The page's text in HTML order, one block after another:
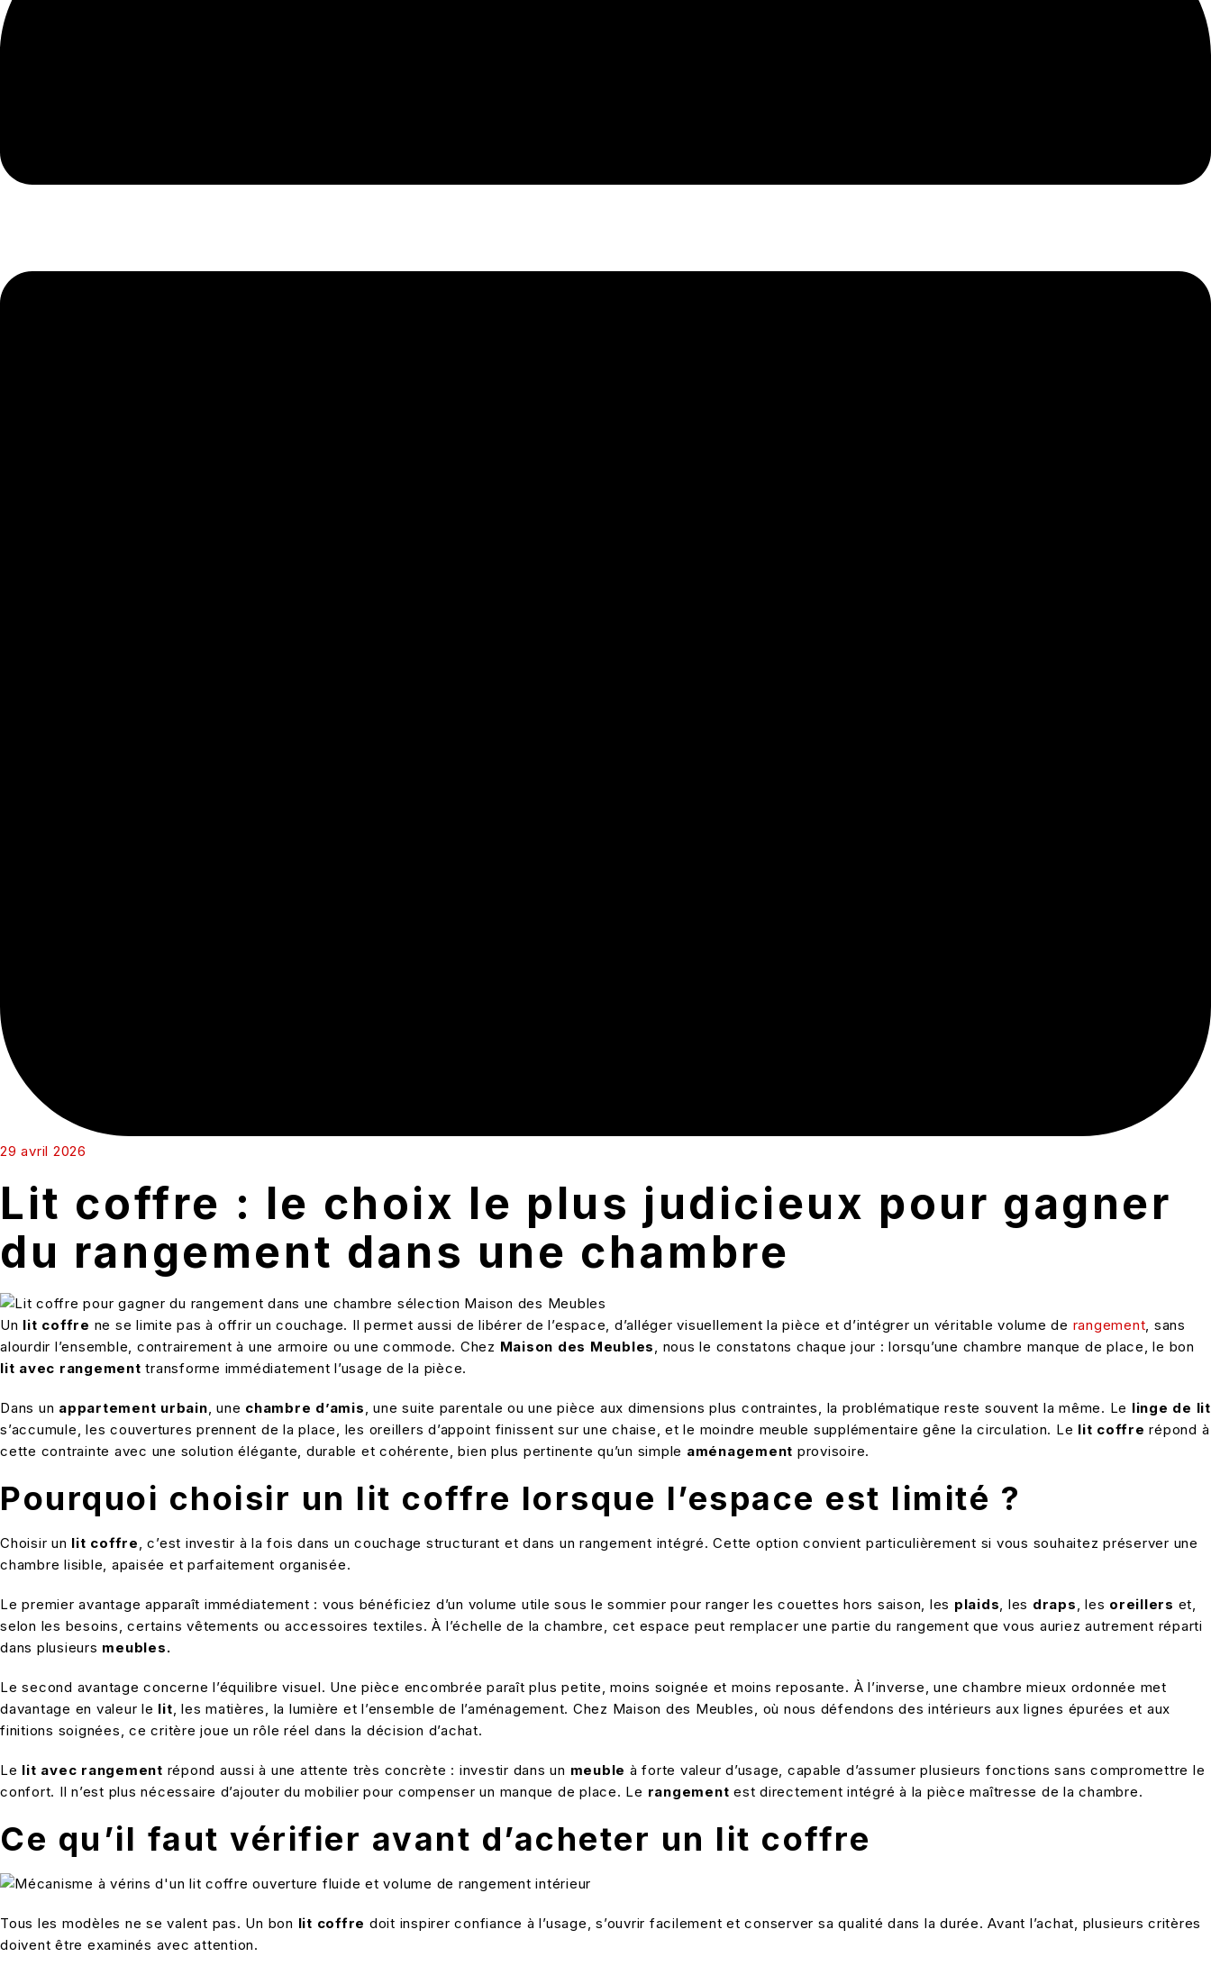
29 avril 2026
Lit coffre : le choix le plus judicieux pour gagner
du rangement dans une chambre
Un lit coffre ne se limite pas à offrir un couchage. Il permet aussi de libérer de l’espace, d’alléger visuellement la pièce et d’intégrer un véritable volume de rangement, sans
alourdir l’ensemble, contrairement à une armoire ou une commode. Chez Maison des Meubles, nous le constatons chaque jour : lorsqu’une chambre manque de place, le bon
lit avec rangement transforme immédiatement l’usage de la pièce.
Dans un appartement urbain, une chambre d’amis, une suite parentale ou une pièce aux dimensions plus contraintes, la problématique reste souvent la même. Le linge de lit
s’accumule, les couvertures prennent de la place, les oreillers d’appoint finissent sur une chaise, et le moindre meuble supplémentaire gêne la circulation. Le lit coffre répond à
cette contrainte avec une solution élégante, durable et cohérente, bien plus pertinente qu’un simple aménagement provisoire.
Pourquoi choisir un lit coffre lorsque l’espace est limité ?
Choisir un lit coffre, c’est investir à la fois dans un couchage structurant et dans un rangement intégré. Cette option convient particulièrement si vous souhaitez préserver une
chambre lisible, apaisée et parfaitement organisée.
Le premier avantage apparaît immédiatement : vous bénéficiez d’un volume utile sous le sommier pour ranger les couettes hors saison, les plaids, les draps, les oreillers et,
selon les besoins, certains vêtements ou accessoires textiles. À l’échelle de la chambre, cet espace peut remplacer une partie du rangement que vous auriez autrement réparti
dans plusieurs meubles.
Le second avantage concerne l’équilibre visuel. Une pièce encombrée paraît plus petite, moins soignée et moins reposante. À l’inverse, une chambre mieux ordonnée met
davantage en valeur le lit, les matières, la lumière et l’ensemble de l’aménagement. Chez Maison des Meubles, où nous défendons des intérieurs aux lignes épurées et aux
finitions soignées, ce critère joue un rôle réel dans la décision d’achat.
Le lit avec rangement répond aussi à une attente très concrète : investir dans un meuble à forte valeur d’usage, capable d’assumer plusieurs fonctions sans compromettre le
confort. Il n’est plus nécessaire d’ajouter du mobilier pour compenser un manque de place. Le rangement est directement intégré à la pièce maîtresse de la chambre.
Ce qu’il faut vérifier avant d’acheter un lit coffre
Tous les modèles ne se valent pas. Un bon lit coffre doit inspirer confiance à l’usage, s’ouvrir facilement et conserver sa qualité dans la durée. Avant l’achat, plusieurs critères
doivent être examinés avec attention.